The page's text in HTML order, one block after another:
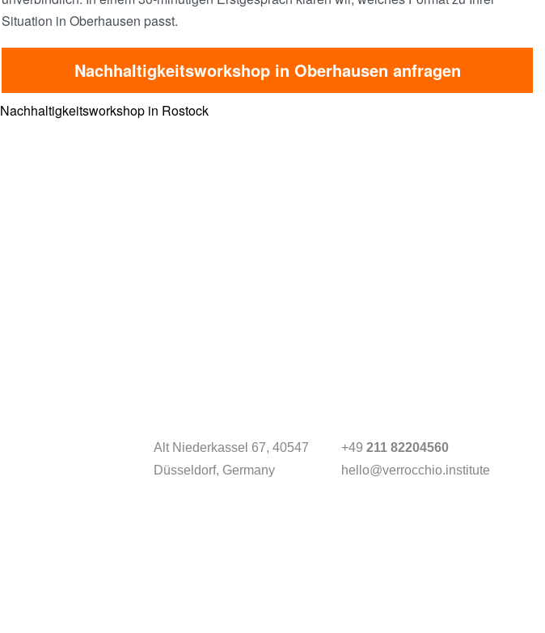
Situation in Oberhausen passt.
Nachhaltigkeitsworkshop in Oberhausen anfragen
Nachhaltigkeitsworkshop in Rostock
Alt Niederkassel 67, 40547
Düsseldorf, Germany
+49211 82204560
hello@verrocchio.institute